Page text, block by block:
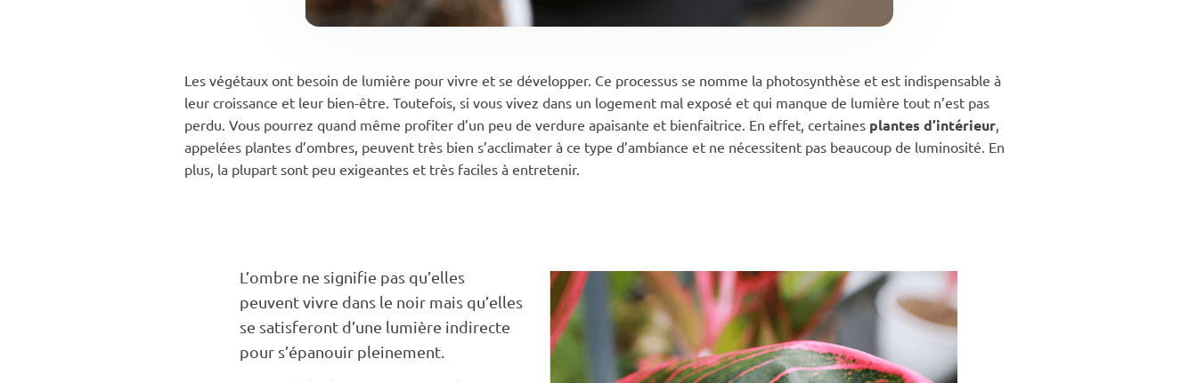
Les végétaux ont besoin de lumière pour vivre et se développer. Ce processus se nomme la photosynthèse et est indispensable à
leur croissance et leur bien-être. Toutefois, si vous vivez dans un logement mal exposé et qui manque de lumière tout n’est pas
perdu. Vous pourrez quand même profiter d’un peu de verdure apaisante et bienfaitrice. En effet, certaines plantes d’intérieur,
appelées plantes d’ombres, peuvent très bien s’acclimater à ce type d’ambiance et ne nécessitent pas beaucoup de luminosité. En
plus, la plupart sont peu exigeantes et très faciles à entretenir.
L’ombre ne signifie pas qu’elles
peuvent vivre dans le noir mais qu’elles
se satisferont d’une lumière indirecte
pour s’épanouir pleinement.